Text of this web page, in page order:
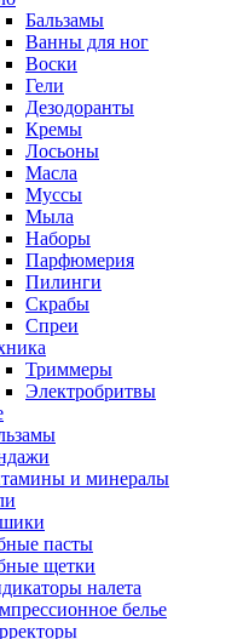
Бальзамы
Ванны для ног
Воски
Гели
Дезодоранты
Кремы
Лосьоны
Масла
Муссы
Мыла
Наборы
Парфюмерия
Пилинги
Скрабы
Спреи
Триммеры
Электробритвы
и минералы
пасты
щетки
налета
белье